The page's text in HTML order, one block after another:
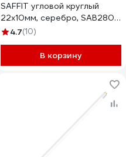
SAFFIT угловой круглый
22x10мм, серебро, SAB280
55249
4.7(10)
В корзину